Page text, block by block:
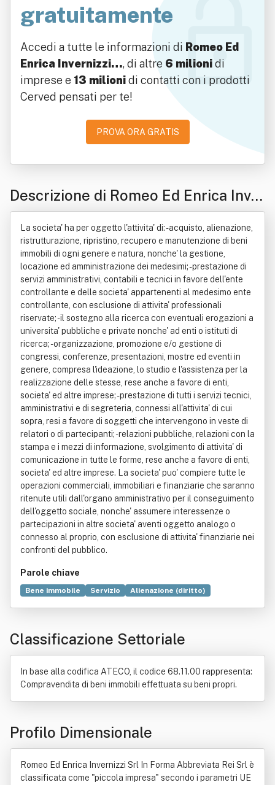
gratuitamente
Accedi a tutte le informazioni di Romeo Ed
Enrica Invernizzi…, di altre 6 milionidi
imprese e 13 milionidi contatti con i prodotti
Cerved pensati per te!
PROVA ORA GRATIS
Descrizione di Romeo Ed Enrica Inve
rnizzi Srl In Forma Abbreviata Rei Sr
La societa' ha per oggetto l'attivita' di: - acquisto, alienazione,
ristrutturazione, ripristino, recupero e manutenzione di beni
immobili di ogni genere e natura, nonche' la gestione,
locazione ed amministrazione dei medesimi; - prestazione di
servizi amministrativi, contabili e tecnici in favore dell'ente
controllante e delle societa' appartenenti al medesimo ente
controllante, con esclusione di attivita' professionali
riservate; - il sostegno alla ricerca con eventuali erogazioni a
universita' pubbliche e private nonche' ad enti o istituti di
ricerca; - organizzazione, promozione e/o gestione di
congressi, conferenze, presentazioni, mostre ed eventi in
genere, compresa l'ideazione, lo studio e l'assistenza per la
realizzazione delle stesse, rese anche a favore di enti,
societa' ed altre imprese; - prestazione di tutti i servizi tecnici,
amministrativi e di segreteria, connessi all'attivita' di cui
sopra, resi a favore di soggetti che intervengono in veste di
relatori o di partecipanti; - relazioni pubbliche, relazioni con la
stampa e i mezzi di informazione, svolgimento di attivita' di
comunicazione in tutte le forme, rese anche a favore di enti,
societa' ed altre imprese. La societa' puo' compiere tutte le
operazioni commerciali, immobiliari e finanziarie che saranno
ritenute utili dall'organo amministrativo per il conseguimento
dell'oggetto sociale, nonche' assumere interessenze o
partecipazioni in altre societa' aventi oggetto analogo o
connesso al proprio, con esclusione di attivita' finanziarie nei
confronti del pubblico.
Parole chiave
Bene immobile Servizio
Alienazione (diritto)
Stampa
Università
Classificazione Settoriale
In base alla codifica ATECO, il codice 68.11.00 rappresenta:
Compravendita di beni immobili effettuata su beni propri.
Profilo Dimensionale
Romeo Ed Enrica Invernizzi Srl In Forma Abbreviata Rei Srl è
classificata come "piccola impresa" secondo i parametri UE